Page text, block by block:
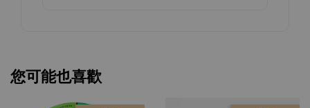
您可能也喜歡